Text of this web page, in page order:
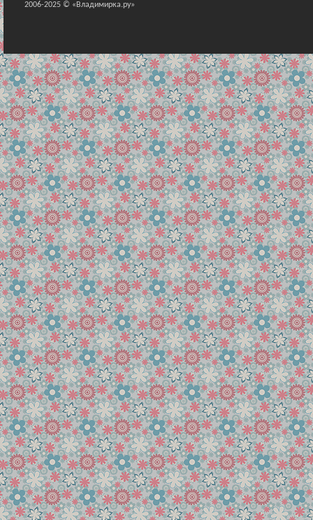
2006-2025 © «Владимирка.ру»